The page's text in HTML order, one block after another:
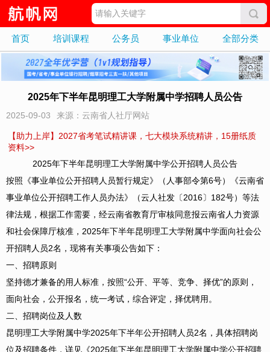
首页 培训课程 公务员 事业单位 全部分类
2025年下半年昆明理工大学附属中学招聘人员公告
2025-09-03 来源：云南省人社厅网站
【助力上岸】2027省考笔试精讲课，七大模块系统精讲，15册纸质
资料>>
2025年下半年昆明理工大学附属中学公开招聘人员公告
按照《事业单位公开招聘人员暂行规定》（人事部令第6号）《云南省
事业单位公开招聘工作人员办法》（云人社发〔2016〕182号）等法
律法规，根据工作需要，经云南省教育厅审核同意报云南省人力资源
和社会保障厅核准，2025年下半年昆明理工大学附属中学面向社会公
开招聘人员2名，现将有关事项公告如下：
一、招聘原则
坚持德才兼备的用人标准，按照“公开、平等、竞争、择优”的原则，
面向社会，公开报名，统一考试，综合评定，择优聘用。
二、招聘岗位及人数
昆明理工大学附属中学2025年下半年公开招聘人员2名，具体招聘岗
位及招聘条件，详见《2025年下半年昆明理工大学附属中学公开招聘